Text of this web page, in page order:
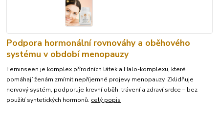
Podpora hormonální rovnováhy a oběhového
systému v období menopauzy
Feminseen je komplex přírodních látek a Halo-komplexu, které
pomáhají ženám zmírnit nepříjemné projevy menopauzy. Zklidňuje
nervový systém, podporuje krevní oběh, trávení a zdraví srdce – bez
použití syntetických hormonů. celý popis